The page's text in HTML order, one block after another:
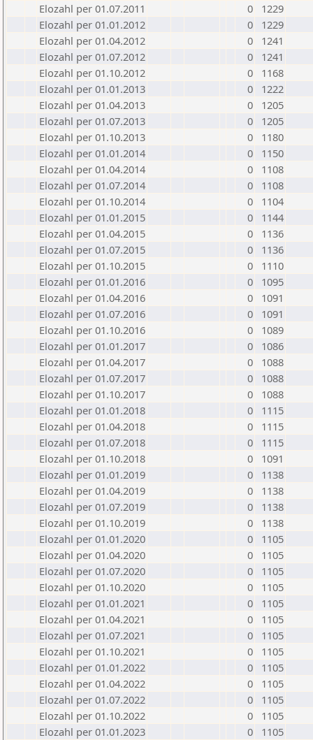
Elozahl per 01.07.2011
0
1229
Elozahl per 01.01.2012
0
1229
Elozahl per 01.04.2012
0
1241
Elozahl per 01.07.2012
0
1241
Elozahl per 01.10.2012
0
1168
Elozahl per 01.01.2013
0
1222
Elozahl per 01.04.2013
0
1205
Elozahl per 01.07.2013
0
1205
Elozahl per 01.10.2013
0
1180
Elozahl per 01.01.2014
0
1150
Elozahl per 01.04.2014
0
1108
Elozahl per 01.07.2014
0
1108
Elozahl per 01.10.2014
0
1104
Elozahl per 01.01.2015
0
1144
Elozahl per 01.04.2015
0
1136
Elozahl per 01.07.2015
0
1136
Elozahl per 01.10.2015
0
1110
Elozahl per 01.01.2016
0
1095
Elozahl per 01.04.2016
0
1091
Elozahl per 01.07.2016
0
1091
Elozahl per 01.10.2016
0
1089
Elozahl per 01.01.2017
0
1086
Elozahl per 01.04.2017
0
1088
Elozahl per 01.07.2017
0
1088
Elozahl per 01.10.2017
0
1088
Elozahl per 01.01.2018
0
1115
Elozahl per 01.04.2018
0
1115
Elozahl per 01.07.2018
0
1115
Elozahl per 01.10.2018
0
1091
Elozahl per 01.01.2019
0
1138
Elozahl per 01.04.2019
0
1138
Elozahl per 01.07.2019
0
1138
Elozahl per 01.10.2019
0
1138
Elozahl per 01.01.2020
0
1105
Elozahl per 01.04.2020
0
1105
Elozahl per 01.07.2020
0
1105
Elozahl per 01.10.2020
0
1105
Elozahl per 01.01.2021
0
1105
Elozahl per 01.04.2021
0
1105
Elozahl per 01.07.2021
0
1105
Elozahl per 01.10.2021
0
1105
Elozahl per 01.01.2022
0
1105
Elozahl per 01.04.2022
0
1105
Elozahl per 01.07.2022
0
1105
Elozahl per 01.10.2022
0
1105
Elozahl per 01.01.2023
0
1105